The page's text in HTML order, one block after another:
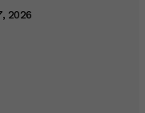
2026